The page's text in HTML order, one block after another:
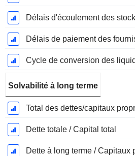
Délais de paiement des
Solvabilité à long terme
Total des dettes/capitaux
Dette totale / Capital total
Dette à long terme / Capitaux